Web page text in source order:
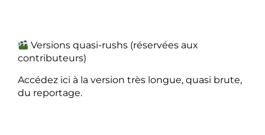
Versions quasi-rushs (réservées aux
contributeurs)
Accédez ici à la version très longue, quasi brute,
du reportage.